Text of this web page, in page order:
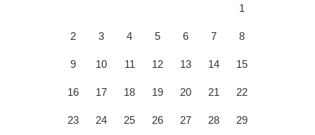
1
2 3 4 5 6 7 8
9 10 11 12 13 14 15
16 17 18 19 20 21 22
23 24 25 26 27 28 29